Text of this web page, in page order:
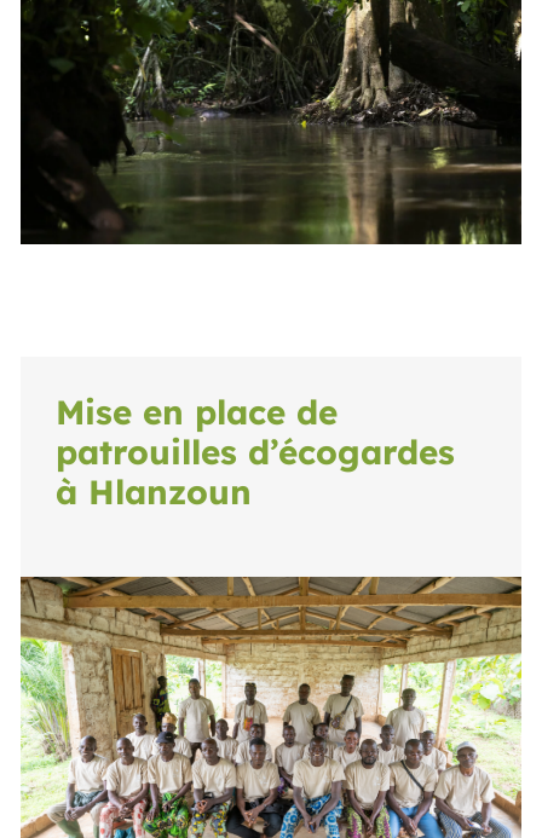
Mise en place de
patrouilles d’écogardes
à Hlanzoun